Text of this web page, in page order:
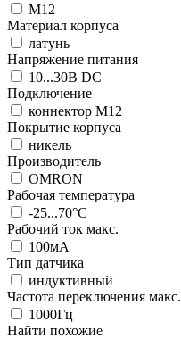
М12
Материал корпуса
латунь
Напряжение питания
10...30В DC
Подключение
коннектор M12
Покрытие корпуса
никель
Производитель
OMRON
Рабочая температура
-25...70°C
Рабочий ток макс.
100мА
Тип датчика
индуктивный
Частота переключения макс.
1000Гц
Найти похожие